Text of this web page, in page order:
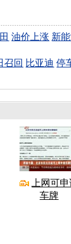
油价上涨 新
召回 比亚迪 停
上网可
车牌